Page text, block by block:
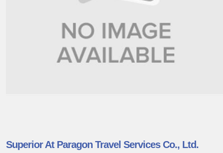
Superior At Paragon Travel Services Co., Ltd.